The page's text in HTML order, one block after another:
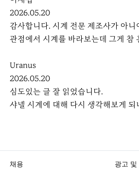
2026.05.20
감사합니다. 시계 전문 제조사가 아
관점에서 시계를 바라보는데 그게 참
Uranus
2026.05.20
심도있는 글 잘 읽었습니다.
샤넬 시계에 대해 다시 생각해보게 되
채용 광고 및